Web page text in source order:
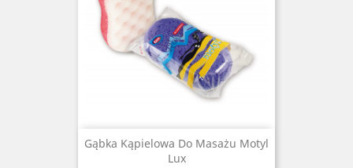
Gąbka Kąpielowa Do Masażu Motyl
Lux